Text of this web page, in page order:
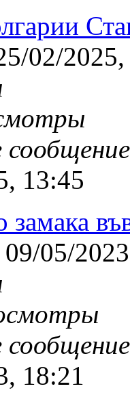
02/
13:45
замака
09/05/
18:21